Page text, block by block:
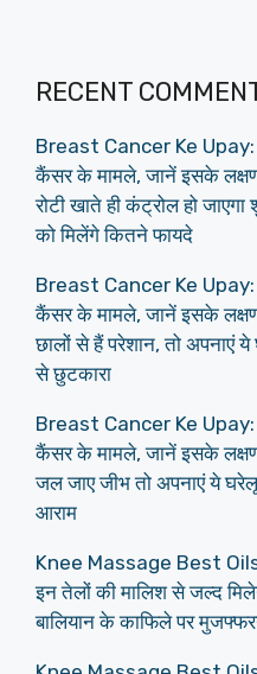
RECENT
Breast Cancer Ke Upay:
कैंसर के मामले, जानें इसके
रोटी खाते ही कंट्रोल हो
को मिलेंगे कितने फायदे
Breast Cancer Ke Upay:
कैंसर के मामले, जानें इसके
छालों से हैं परेशान, तो अपनाएं ये
से छुटकारा
Breast Cancer Ke Upay:
कैंसर के मामले, जानें इसके
जल जाए जीभ तो अपनाएं ये
आराम
Knee Massage Best Oils:
इन तेलों की मालिश से जल्द
बालियान के काफिले पर